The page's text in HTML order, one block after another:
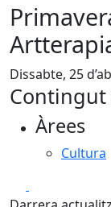
Dissabte, 25
Àrees
Cultura